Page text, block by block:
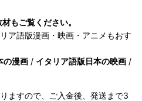
もご覧ください。
ア語版漫画・映画・アニメもおす
の漫画 / イタリア語版日本の映画 /
ますので、ご入金後、発送まで3